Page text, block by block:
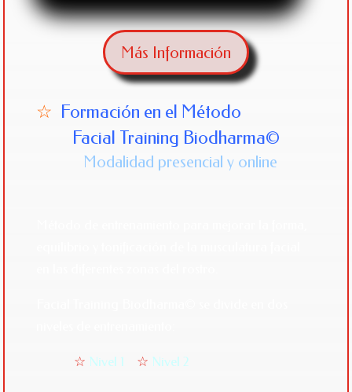
Más Información
☆ Formación en el Método
Facial Training Biodharma©
Modalidad presencial y online
☆ Nivel 1 ☆ Nivel 2